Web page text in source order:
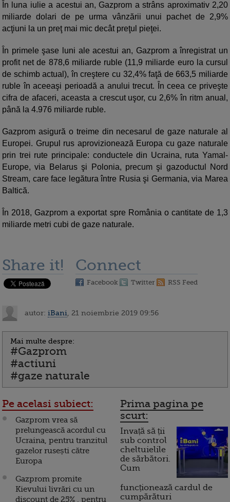
În luna iulie a acestui an, Gazprom a strâns aproximativ 2,20
miliarde dolari de pe urma vânzării unui pachet de 2,9%
acţiuni la un preţ mai mic decât preţul pieţei.
În primele şase luni ale acestui an, Gazprom a înregistrat un
profit net de 878,6 miliarde ruble (11,9 miliarde euro la cursul
de schimb actual), în creştere cu 32,4% faţă de 663,5 miliarde
ruble în aceeaşi perioadă a anului trecut. În ceea ce priveşte
cifra de afaceri, aceasta a crescut uşor, cu 2,6% în ritm anual,
până la 4.976 miliarde ruble.
Gazprom asigură o treime din necesarul de gaze naturale al
Europei. Grupul rus aprovizionează Europa cu gaze naturale
prin trei rute principale: conductele din Ucraina, ruta Yamal-
Europe, via Belarus şi Polonia, precum şi gazoductul Nord
Stream, care face legătura între Rusia şi Germania, via Marea
Baltică.
În 2018, Gazprom a exportat spre România o cantitate de 1,3
miliarde metri cubi de gaze naturale.
Share it! Connect
Facebook Twitter RSS Feed
autor: iBani , 21 noiembrie 2019 09:56
Mai multe despre:
#Gazprom
#actiuni
#gaze naturale
Pe acelasi subiect:
Gazprom vrea să
prelungească acordul cu
Ucraina, pentru tranzitul
gazelor rusești către
Europa
Gazprom promite
Kievului livrări cu un
discount de 25% , pentru
Prima pagina pe
scurt:
Invață să ții
sub control
cheltuielile
de sărbători.
Cum
funcționează cardul de
cumpărături